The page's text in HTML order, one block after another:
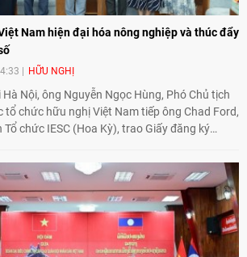
Nam hiện đại hóa nông nghiệp và thúc đẩy
HỮU NGHỊ
Nội, ông Nguyễn Ngọc Hùng, Phó Chủ tịch
tổ chức hữu nghị Việt Nam tiếp ông Chad Ford,
Tổ chức IESC (Hoa Kỳ), trao Giấy đăng ký
triển khai Dự án "Mở rộng Thương mại
và An toàn thực phẩm Hoa Kỳ - Việt Nam",
đẩy chuyển đổi số, hiện đại hóa nông nghiệp
tác phát triển giữa hai nước.